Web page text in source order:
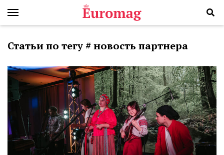
Статьи по тегу # новость партнера